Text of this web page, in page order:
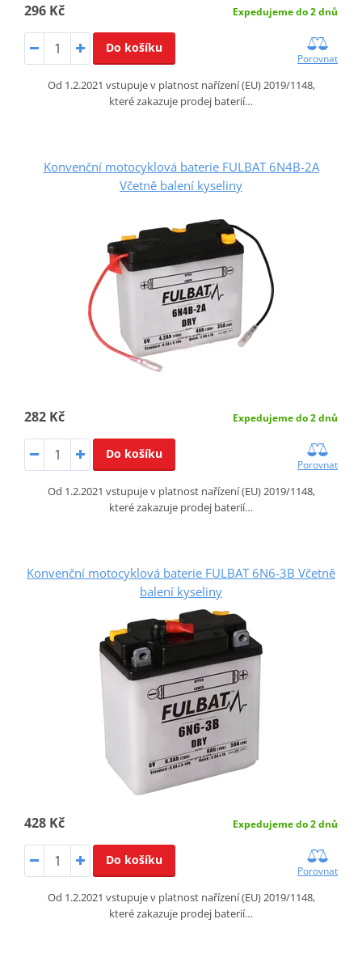
296 Kč Expedujeme do 2 dnů
Do košíku
Porovnat
Od 1.2.2021 vstupuje v platnost nařízení (EU) 2019/1148,
které zakazuje prodej baterií…
Konvenční motocyklová baterie FULBAT 6N4B-2A
Včetně balení kyseliny
282 Kč Expedujeme do 2 dnů
Do košíku
Porovnat
Od 1.2.2021 vstupuje v platnost nařízení (EU) 2019/1148,
které zakazuje prodej baterií…
Konvenční motocyklová baterie FULBAT 6N6-3B Včetně
balení kyseliny
428 Kč Expedujeme do 2 dnů
Do košíku
Porovnat
Od 1.2.2021 vstupuje v platnost nařízení (EU) 2019/1148,
které zakazuje prodej baterií…